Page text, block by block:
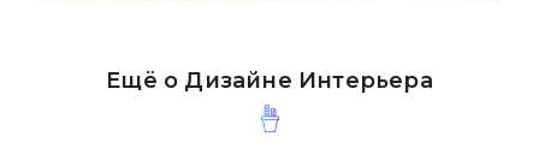
Ещё о Дизайне Интерьера